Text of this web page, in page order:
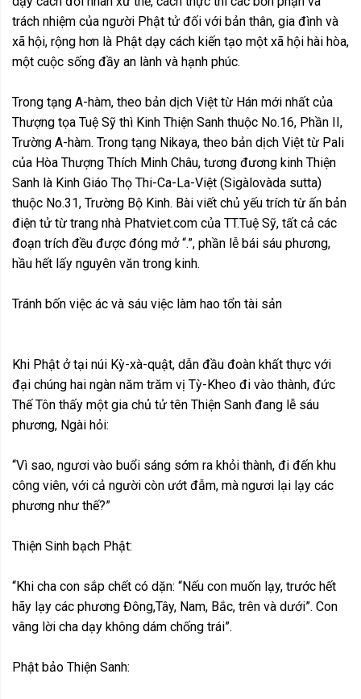
trách nhiệm của người Phật tử đối với bản thân, gia đình và
xã hội, rộng hơn là Phật dạy cách kiến tạo một xã hội hài hòa,
một cuộc sống đầy an lành và hạnh phúc.
Trong tạng A-hàm, theo bản dịch Việt từ Hán mới nhất của
Thượng tọa Tuệ Sỹ thì Kinh Thiện Sanh thuộc No.16, Phần II,
Trường A-hàm. Trong tạng Nikaya, theo bản dịch Việt từ Pali
của Hòa Thượng Thích Minh Châu, tương đương kinh Thiện
Sanh là Kinh Giáo Thọ Thi-Ca-La-Việt (Sigàlovàda sutta)
thuộc No.31, Trường Bộ Kinh. Bài viết chủ yếu trích từ ấn bản
điện tử từ trang nhà Phatviet.com của TT.Tuệ Sỹ, tất cả các
đoạn trích đều được đóng mở “.”, phần lễ bái sáu phương,
hầu hết lấy nguyên văn trong kinh.
Tránh bốn việc ác và sáu việc làm hao tổn tài sản
Khi Phật ở tại núi Kỳ-xà-quật, dẫn đầu đoàn khất thực với
đại chúng hai ngàn năm trăm vị Tỳ-Kheo đi vào thành, đức
Thế Tôn thấy một gia chủ tử tên Thiện Sanh đang lễ sáu
phương, Ngài hỏi:
“Vì sao, ngươi vào buổi sáng sớm ra khỏi thành, đi đến khu
công viên, với cả người còn ướt đẫm, mà ngươi lại lạy các
phương như thế?”
Thiện Sinh bạch Phật:
“Khi cha con sắp chết có dặn: “Nếu con muốn lạy, trước hết
hãy lạy các phương Đông,Tây, Nam, Bắc, trên và dưới”. Con
vâng lời cha dạy không dám chống trái”.
Phật bảo Thiện Sanh: